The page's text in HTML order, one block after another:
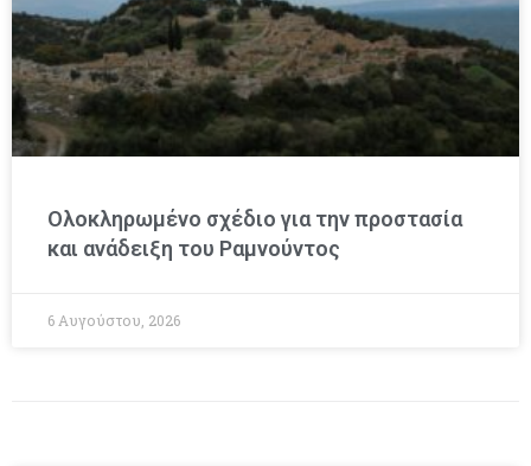
Ολοκληρωμένο σχέδιο για την προστασία
και ανάδειξη του Ραμνούντος
6 Αυγούστου, 2026